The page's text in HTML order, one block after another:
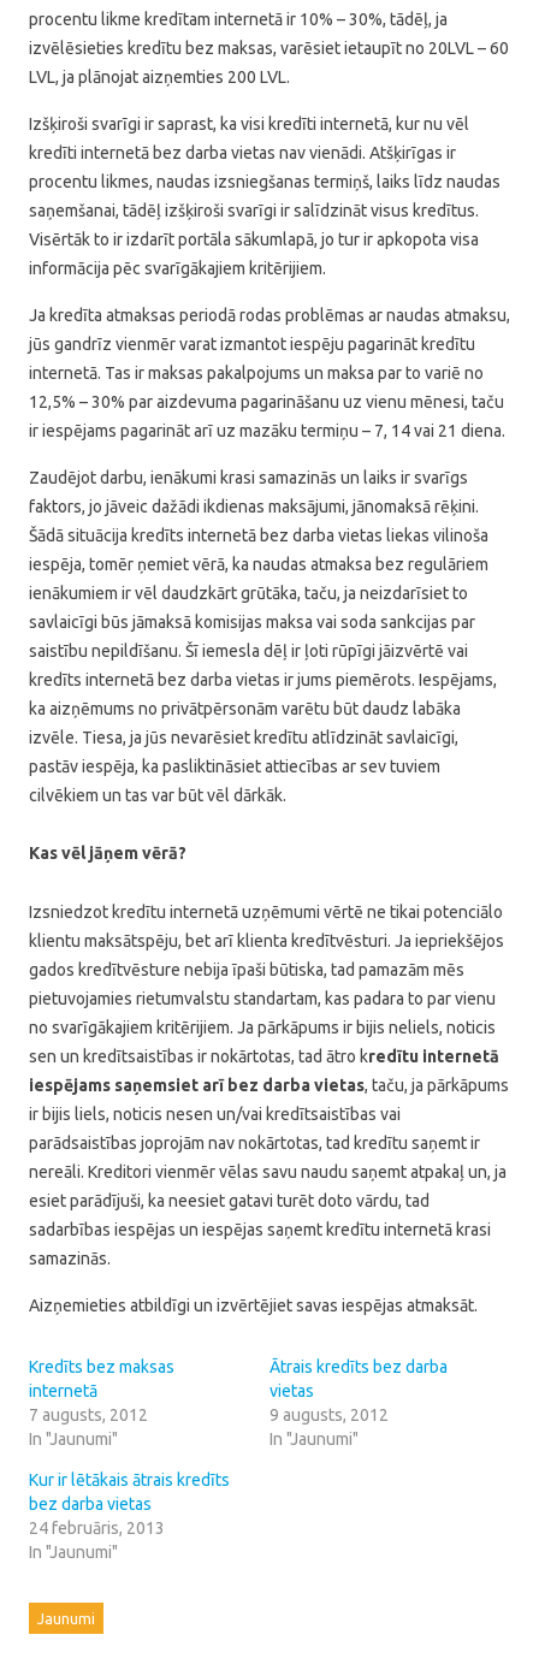
procentu likme kredītam internetā ir 10% – 30%, tādēļ, ja
izvēlēsieties kredītu bez maksas, varēsiet ietaupīt no 20LVL – 60
LVL, ja plānojat aizņemties 200 LVL.
Izšķiroši svarīgi ir saprast, ka visi kredīti internetā, kur nu vēl
kredīti internetā bez darba vietas nav vienādi. Atšķirīgas ir
procentu likmes, naudas izsniegšanas termiņš, laiks līdz naudas
saņemšanai, tādēļ izšķiroši svarīgi ir salīdzināt visus kredītus.
Visērtāk to ir izdarīt portāla sākumlapā, jo tur ir apkopota visa
informācija pēc svarīgākajiem kritērijiem.
Ja kredīta atmaksas periodā rodas problēmas ar naudas atmaksu,
jūs gandrīz vienmēr varat izmantot iespēju pagarināt kredītu
internetā. Tas ir maksas pakalpojums un maksa par to variē no
12,5% – 30% par aizdevuma pagarināšanu uz vienu mēnesi, taču
ir iespējams pagarināt arī uz mazāku termiņu – 7, 14 vai 21 diena.
Zaudējot darbu, ienākumi krasi samazinās un laiks ir svarīgs
faktors, jo jāveic dažādi ikdienas maksājumi, jānomaksā rēķini.
Šādā situācija kredīts internetā bez darba vietas liekas vilinoša
iespēja, tomēr ņemiet vērā, ka naudas atmaksa bez regulāriem
ienākumiem ir vēl daudzkārt grūtāka, taču, ja neizdarīsiet to
savlaicīgi būs jāmaksā komisijas maksa vai soda sankcijas par
saistību nepildīšanu. Šī iemesla dēļ ir ļoti rūpīgi jāizvērtē vai
kredīts internetā bez darba vietas ir jums piemērots. Iespējams,
ka aizņēmums no privātpērsonām varētu būt daudz labāka
izvēle. Tiesa, ja jūs nevarēsiet kredītu atlīdzināt savlaicīgi,
pastāv iespēja, ka pasliktināsiet attiecības ar sev tuviem
cilvēkiem un tas var būt vēl dārkāk.
Kas vēl jāņem vērā?
Izsniedzot kredītu internetā uzņēmumi vērtē ne tikai potenciālo
klientu maksātspēju, bet arī klienta kredītvēsturi. Ja iepriekšējos
gados kredītvēsture nebija īpaši būtiska, tad pamazām mēs
pietuvojamies rietumvalstu standartam, kas padara to par vienu
no svarīgākajiem kritērijiem. Ja pārkāpums ir bijis neliels, noticis
sen un kredītsaistības ir nokārtotas, tad ātro kredītu internetā
iespējams saņemsiet arī bez darba vietas, taču, ja pārkāpums
ir bijis liels, noticis nesen un/vai kredītsaistības vai
parādsaistības joprojām nav nokārtotas, tad kredītu saņemt ir
nereāli. Kreditori vienmēr vēlas savu naudu saņemt atpakaļ un, ja
esiet parādījuši, ka neesiet gatavi turēt doto vārdu, tad
sadarbības iespējas un iespējas saņemt kredītu internetā krasi
samazinās.
Aizņemieties atbildīgi un izvērtējiet savas iespējas atmaksāt.
Kredīts bez maksas
internetā
7 augusts, 2012
In "Jaunumi"
Ātrais kredīts bez darba
vietas
9 augusts, 2012
In "Jaunumi"
Kur ir lētākais ātrais kredīts
bez darba vietas
24 februāris, 2013
In "Jaunumi"
Jaunumi